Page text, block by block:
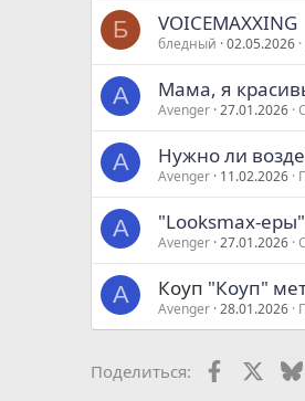
Б VOICEMAXXING
бледный 02.05.2026
A Мама, я
Avenger 27.01.2026
A Нужно ли
Avenger 11.02.2026
A "Looksmax-
Avenger 27.01.2026
A Коуп "Коуп"
Avenger 28.01.2026
Поделиться: Facebook